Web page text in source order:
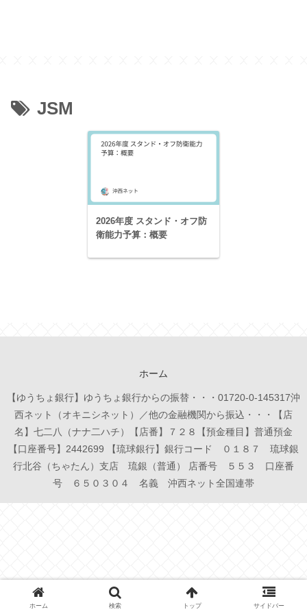
JSM
2026年度 スタンド・オフ防
衛能力予算：概要
ホーム
【ゆうちょ銀行】ゆうちょ銀行からの振替・・・01720-0-145317沖
西ネット（オキニシネット）／他の金融機関から振込・・・【店
名】七二八（ナナ二ハチ）【店番】７２８【預金種目】普通預金
【口座番号】2442699 【琉球銀行】銀行コード ０１８７ 琉球銀
行北谷（ちゃたん）支店 琉銀（普通） 店番号 ５５３ 口座番
号 ６５０３０４ 名義 沖西ネット全国連帯
ホーム 検索 トップ サイドバー